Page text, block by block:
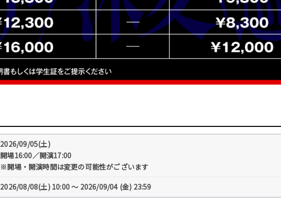
2026/09/05(土)
開場16:00／開演17:00
※開場・開演時間は変更の可能性がございます
2026/08/08(土) 10:00 〜 2026/09/04 (金) 23:59